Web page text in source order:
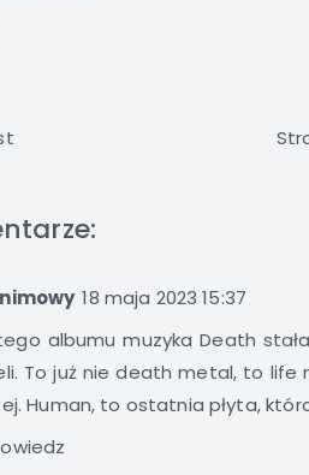
18 maja 2023 15:37
albumu muzyka Death
To już nie death metal, to life
Human, to ostatnia płyta,